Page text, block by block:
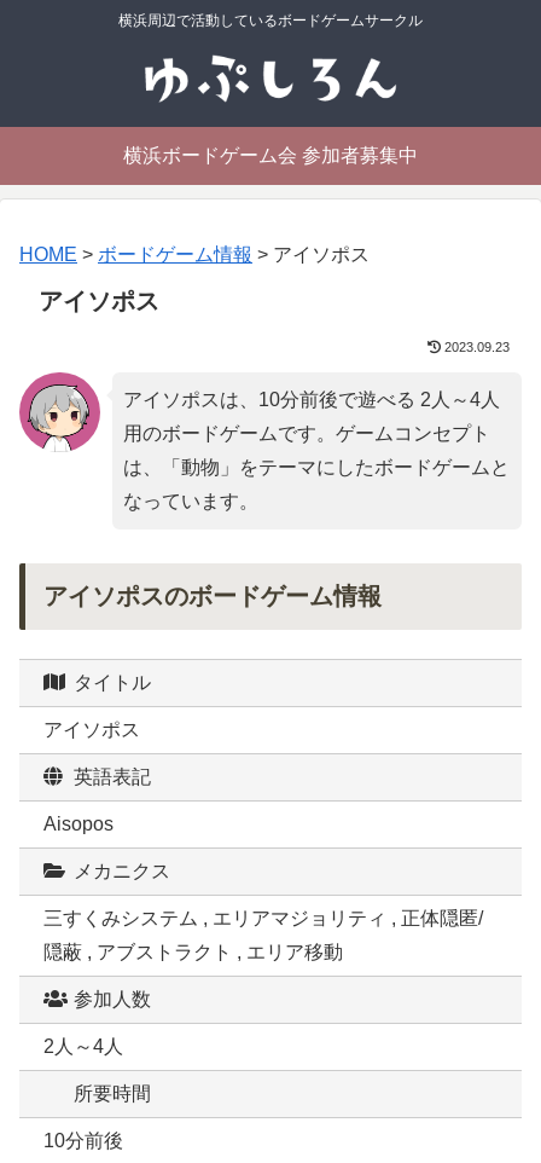
横浜周辺で活動しているボードゲームサークル
横浜ボードゲーム会 参加者募集中
HOME > ボードゲーム情報 > アイソポス
アイソポス
2023.09.23
アイソポスは、10分前後で遊べる 2人～4人
用のボードゲームです。ゲームコンセプト
は、「 動物 」をテーマにしたボードゲームと
なっています。
アイソポスのボードゲーム情報
タイトル
アイソポス
英語表記
Aisopos
メカニクス
三すくみシステム , エリアマジョリティ , 正体隠匿/
隠蔽 , アブストラクト , エリア移動
参加人数
2人～4人
所要時間
10分前後